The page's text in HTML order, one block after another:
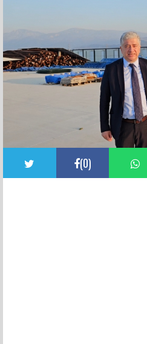
(0)